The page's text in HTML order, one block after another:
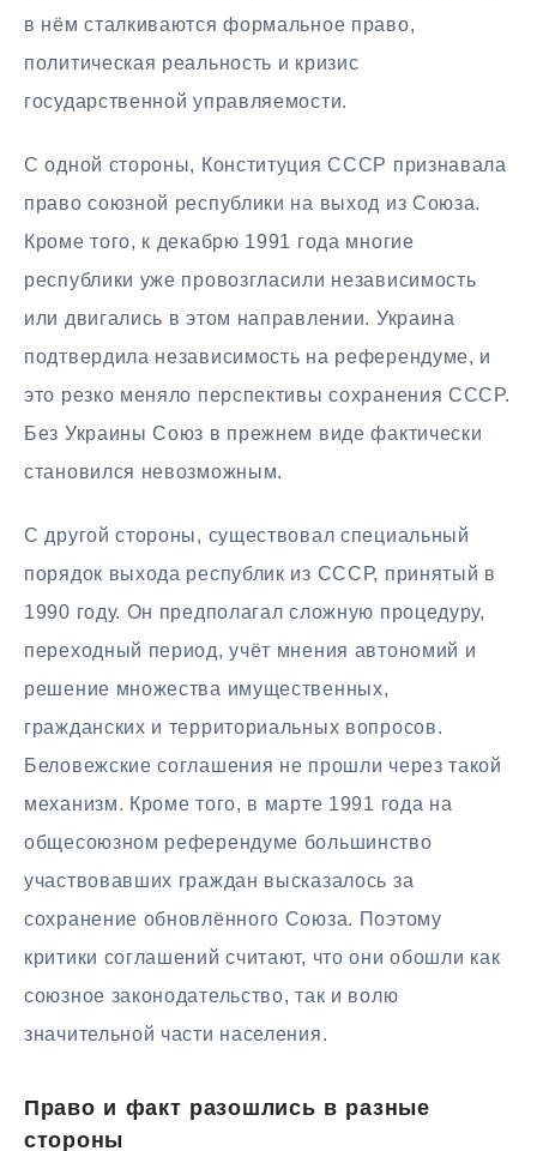
в нём сталкиваются формальное право,
политическая реальность и кризис
государственной управляемости.
С одной стороны, Конституция СССР признавала
право союзной республики на выход из Союза.
Кроме того, к декабрю 1991 года многие
республики уже провозгласили независимость
или двигались в этом направлении. Украина
подтвердила независимость на референдуме, и
это резко меняло перспективы сохранения СССР.
Без Украины Союз в прежнем виде фактически
становился невозможным.
С другой стороны, существовал специальный
порядок выхода республик из СССР, принятый в
1990 году. Он предполагал сложную процедуру,
переходный период, учёт мнения автономий и
решение множества имущественных,
гражданских и территориальных вопросов.
Беловежские соглашения не прошли через такой
механизм. Кроме того, в марте 1991 года на
общесоюзном референдуме большинство
участвовавших граждан высказалось за
сохранение обновлённого Союза. Поэтому
критики соглашений считают, что они обошли как
союзное законодательство, так и волю
значительной части населения.
Право и факт разошлись в разные
стороны